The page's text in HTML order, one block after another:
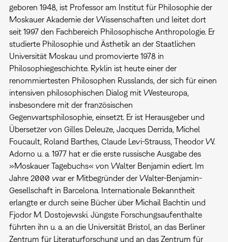
geboren 1948, ist Professor am Institut für Philosophie der
Moskauer Akademie der Wissenschaften und leitet dort
seit 1997 den Fachbereich Philosophische Anthropologie. Er
studierte Philosophie und Ästhetik an der Staatlichen
Universität Moskau und promovierte 1978 in
Philosophiegeschichte. Ryklin ist heute einer der
renommiertesten Philosophen Russlands, der sich für einen
intensiven philosophischen Dialog mit Westeuropa,
insbesondere mit der französischen
Gegenwartsphilosophie, einsetzt. Er ist Herausgeber und
Übersetzer von Gilles Deleuze, Jacques Derrida, Michel
Foucault, Roland Barthes, Claude Levi-Strauss, Theodor W.
Adorno u. a. 1977 hat er die erste russische Ausgabe des
»Moskauer Tagebuchs« von Walter Benjamin ediert. Im
Jahre 2000 war er Mitbegründer der Walter-Benjamin-
Gesellschaft in Barcelona. Internationale Bekanntheit
erlangte er durch seine Bücher über Michail Bachtin und
Fjodor M. Dostojewski. Jüngste Forschungsaufenthalte
führten ihn u. a. an die Universität Bristol, an das Berliner
Zentrum für Literaturforschung und an das Zentrum für